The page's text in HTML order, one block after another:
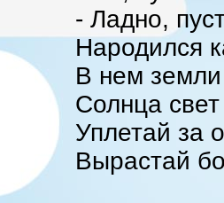
- Ладно,
Народился
В нем
Солнца
Уплетай за
Вырастай